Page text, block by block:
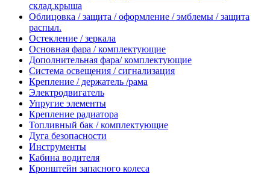
склад.крыша
Облицовка / защита / оформление / эмблемы / защита
распыл.
Остекление / зеркала
Основная фара / комплектующие
Дополнительная фара/ комплектующие
Система освещения / сигнализация
Крепление / держатель /рама
Электродвигатель
Упругие элементы
Крепление радиатора
Топливный бак / комплектующие
Дуга безопасности
Инструменты
Кабина водителя
Кронштейн запасного колеса